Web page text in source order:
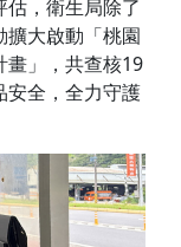
，衛生局除了
擴大啟動「桃園
畫」，共查核19
安全，全力守護